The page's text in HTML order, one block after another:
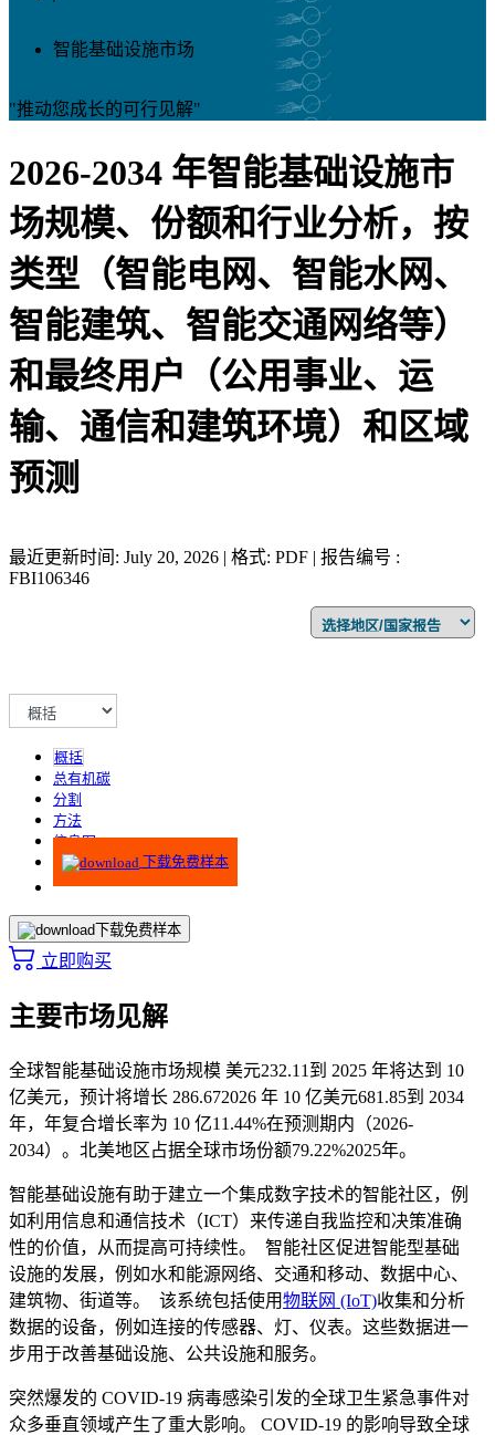
智能基础设施市场
"推动您成长的可行见解"
2026-2034 年智能基础设施市
场规模、份额和行业分析，按
类型（智能电网、智能水网、
智能建筑、智能交通网络等）
和最终用户（公用事业、运
输、通信和建筑环境）和区域
预测
最近更新时间: July 20, 2026 | 格式: PDF | 报告编号 :
FBI106346
概括
总有机碳
分割
方法
信息图
下载免费样本
下载免费样本
立即购买
主要市场见解
全球智能基础设施市场规模 美元232.11 到 2025 年将达到 10
亿美元，预计将增长 286.672026 年 10 亿美元681.85到 2034
年，年复合增长率为 10 亿11.44%在预测期内（2026-
2034）。北美地区占据全球市场份额79.22%2025年。
智能基础设施有助于建立一个集成数字技术的智能社区，例
如利用信息和通信技术（ICT）来传递自我监控和决策准确
性的价值，从而提高可持续性。 智能社区促进智能型基础
设施的发展，例如水和能源网络、交通和移动、数据中心、
建筑物、街道等。 该系统包括使用物联网 (IoT)收集和分析
数据的设备，例如连接的传感器、灯、仪表。这些数据进一
步用于改善基础设施、公共设施和服务。
突然爆发的 COVID-19 病毒感染引发的全球卫生紧急事件对
众多垂直领域产生了重大影响。 COVID-19 的影响导致全球